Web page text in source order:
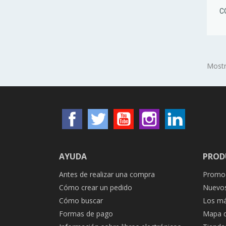
FacebookTwitter YouTubeInstagram
AYUDA
Antes de realizar una compra
Cómo crear un pedido
Cómo buscar
Formas de pago
Los
Mapa